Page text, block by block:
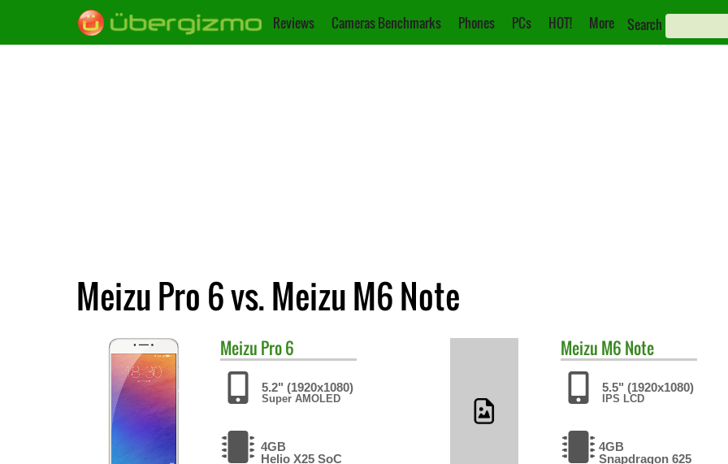
Reviews Cameras Benchmarks Phones PCs HOT! More Search
Meizu Pro 6 vs. Meizu M6 Note
Meizu Pro 6
5.2" (1920x1080)
Super AMOLED
4GB
Helio X25 SoC
Meizu M6 Note
5.5" (1920x1080)
IPS LCD
4GB
Snapdragon 625